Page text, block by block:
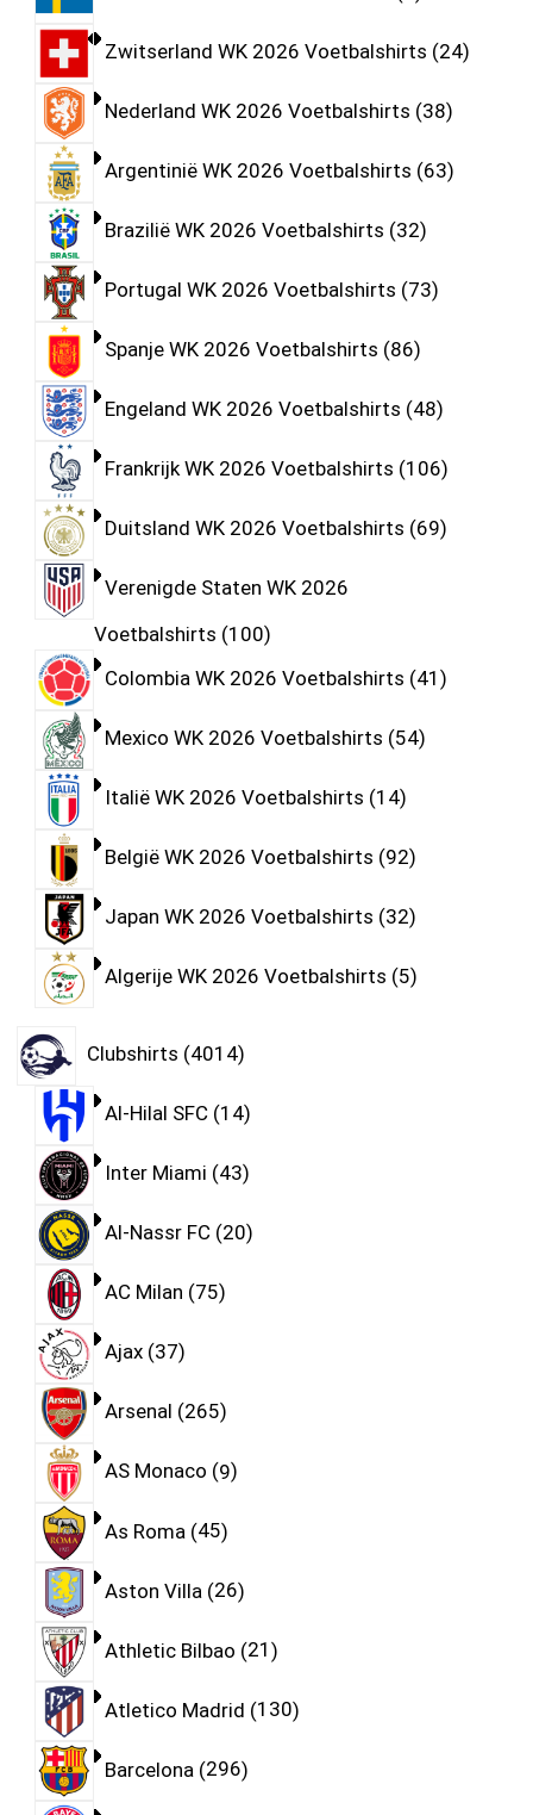
Zwitserland WK 2026 Voetbalshirts 24
Nederland WK 2026 Voetbalshirts 38
Argentinië WK 2026 Voetbalshirts 63
Brazilië WK 2026 Voetbalshirts 32
Portugal WK 2026 Voetbalshirts 73
Spanje WK 2026 Voetbalshirts 86
Engeland WK 2026 Voetbalshirts 48
Frankrijk WK 2026 Voetbalshirts 106
Duitsland WK 2026 Voetbalshirts 69
Verenigde Staten WK 2026
Voetbalshirts 100
Colombia WK 2026 Voetbalshirts 41
Mexico WK 2026 Voetbalshirts 54
Italië WK 2026 Voetbalshirts 14
België WK 2026 Voetbalshirts 92
Japan WK 2026 Voetbalshirts 32
Algerije WK 2026 Voetbalshirts 5
Clubshirts 4014
Al-Hilal SFC 14
Inter Miami 43
Al-Nassr FC 20
AC Milan 75
Ajax 37
Arsenal 265
AS Monaco 9
As Roma 45
Aston Villa 26
Athletic Bilbao 21
Atletico Madrid 130
Barcelona 296